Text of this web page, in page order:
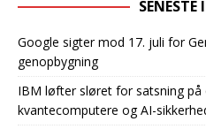
Google sigter mod 17. juli for
genopbygning
IBM løfter sløret for satsning på
kvantecomputere og AI-